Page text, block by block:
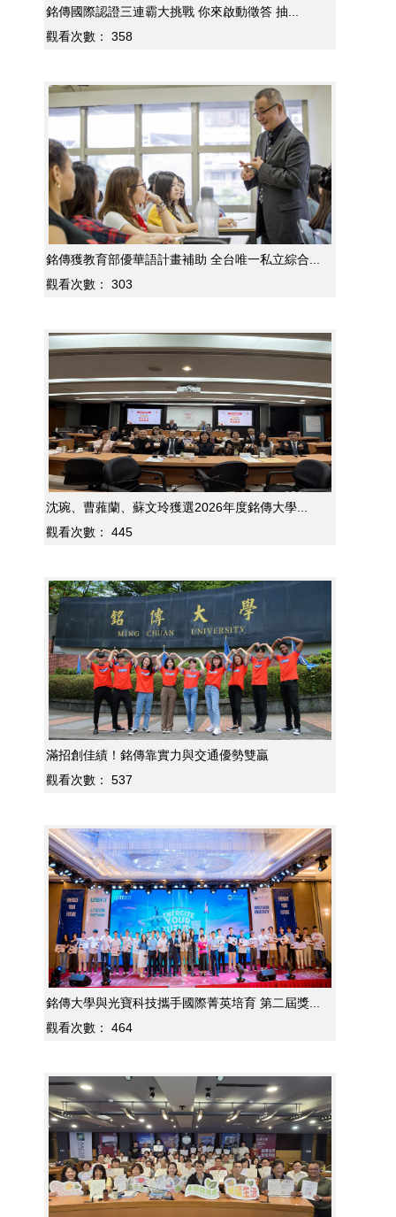
銘傳國際認證三連霸大挑戰 你來啟動徵答 抽...
觀看次數：
358
銘傳獲教育部優華語計畫補助 全台唯一私立綜合...
觀看次數：
303
沈琬、曹蕥蘭、蘇文玲獲選2026年度銘傳大學...
觀看次數：
445
滿招創佳績！銘傳靠實力與交通優勢雙贏
觀看次數：
537
銘傳大學與光寶科技攜手國際菁英培育 第二屆獎...
觀看次數：
464